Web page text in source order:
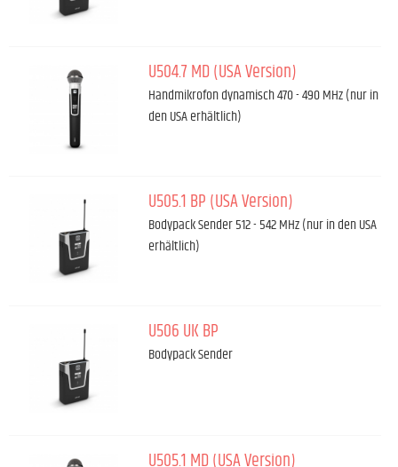
U504.7 MD (USA Version)
Handmikrofon dynamisch 470 - 490 MHz (nur in
den USA erhältlich)
U505.1 BP (USA Version)
Bodypack Sender 512 - 542 MHz (nur in den USA
erhältlich)
U506 UK BP
Bodypack Sender